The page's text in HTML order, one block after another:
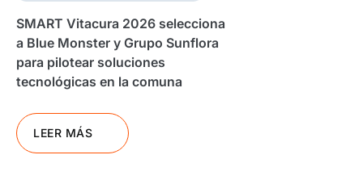
SMART Vitacura 2026 selecciona
a Blue Monster y Grupo Sunflora
para pilotear soluciones
tecnológicas en la comuna
LEER MÁS